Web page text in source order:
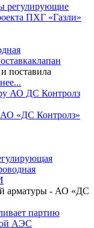
регулирующие
ПХГ «Газли»
клапан
поставила
«ДС Контролз»
арматуры - АО «ДС